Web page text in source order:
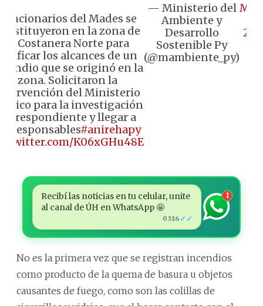
del Mades se
en la zona de
la Costanera Norte para
los alcances de un
que se originó en la
zona. Solicitaron la
del Ministerio
para la investigación
y llegar a
responsables#anirehapy
K06xGHu48E
— Ministerio del
Ambiente y
Desarrollo
Sostenible Py
(@mambiente_py)
Recibí las noticias en tu celular, unite
al canal de ÚH en WhatsApp 🤩
03:16 ✓✓
1
No es la primera vez que se registran incendios
como producto de la quema de basura u objetos
causantes de fuego, como son las colillas de